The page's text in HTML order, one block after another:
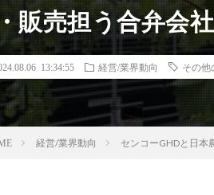
販売担う合弁会
13:34:55 経営/業界動向 その他
経営/業界動向 センコーGHDと日本